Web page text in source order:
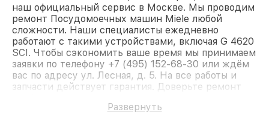
наш официальный сервис в Москве. Мы проводим
ремонт Посудомоечных машин Miele любой
сложности. Наши специалисты ежедневно
работают с такими устройствами, включая G 4620
SCI. Чтобы сэкономить ваше время мы принимаем
заявки по телефону +7 (495) 152-68-30 или ждём
вас по адресу ул. Лесная, д. 5. На все работы и
запчасти действует гарантия. Доверьте ремонт
Развернуть